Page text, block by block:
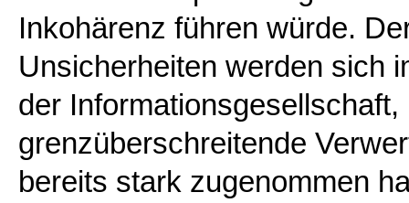
Inkohärenz führen würde.
Unsicherheiten werden sich
der
grenzüberschreitende
bereits stark zugenommen